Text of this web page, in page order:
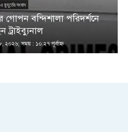
এ মুহূর্তের সংবাদ
বন্দিশালা পরিদর্শনে
ট্রাইব্যুনাল
২০২৬; সময় : ১০:২৭ পূর্বাহ্ণ